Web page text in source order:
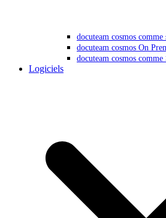
docuteam cosmos comme
docuteam cosmos On
docuteam cosmos
Logiciels